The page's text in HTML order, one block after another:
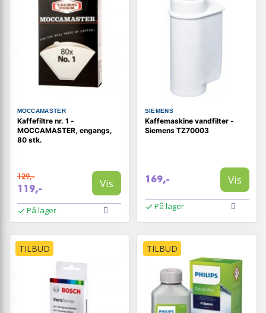
MOCCAMASTER
Kaffefiltre nr. 1 -
MOCCAMASTER, engangs,
80 stk.
129,-
119,- Vis
På lager
SIEMENS
Kaffemaskine vandfilter -
Siemens TZ70003
169,- Vis
På lager
TILBUD TILBUD